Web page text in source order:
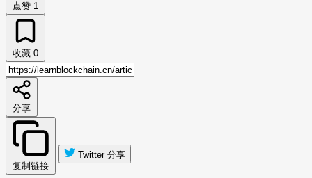
点赞 1
收藏 0
分享
复制链接
Twitter 分享